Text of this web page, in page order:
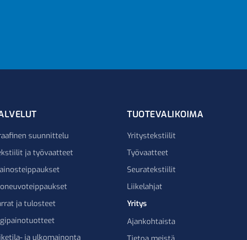
suunnittelu
ja työvaatteet
ja tulosteet
ja ulkomainonta
TUOTEVALIKOIMA
Yritystekstiilit
Työvaatteet
Seuratekstiilit
Liikelahjat
Yritys
Ajankohtaista